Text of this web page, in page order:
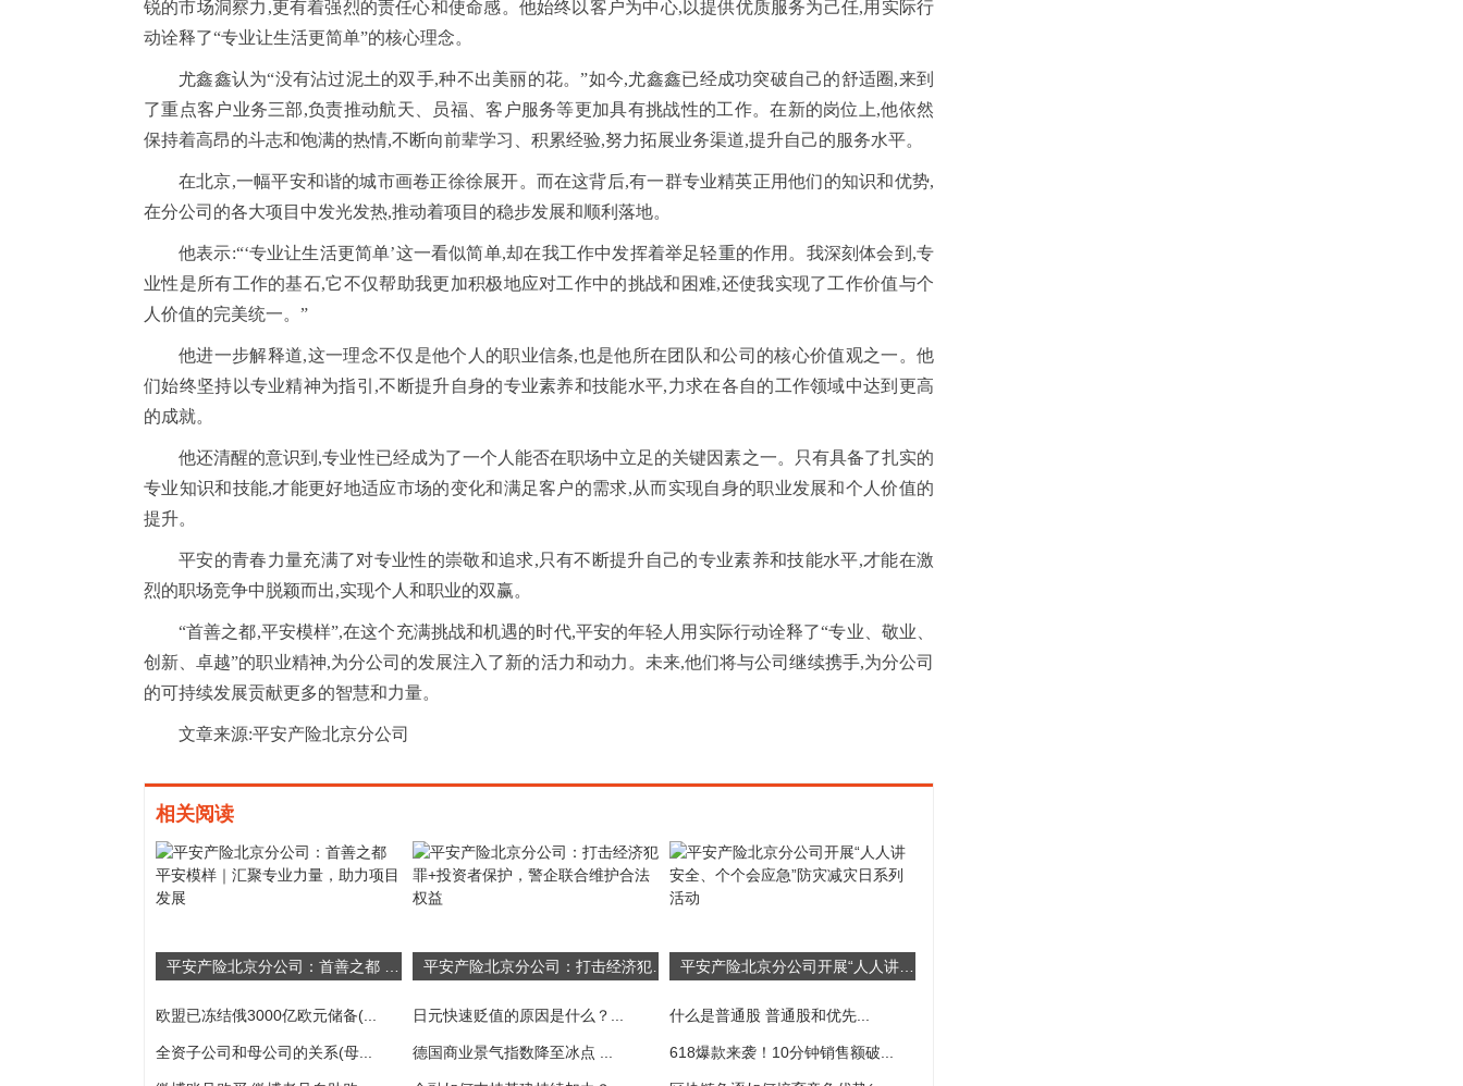
锐的市场洞察力,更有着强烈的责任心和使命感。他始终以客户为中心,以提供优质服务为己任,用实际行
动诠释了“专业让生活更简单”的核心理念。
尤鑫鑫认为“没有沾过泥土的双手,种不出美丽的花。”如今,尤鑫鑫已经成功突破自己的舒适圈,来到
了重点客户业务三部,负责推动航天、员福、客户服务等更加具有挑战性的工作。在新的岗位上,他依然
保持着高昂的斗志和饱满的热情,不断向前辈学习、积累经验,努力拓展业务渠道,提升自己的服务水平。
在北京,一幅平安和谐的城市画卷正徐徐展开。而在这背后,有一群专业精英正用他们的知识和优势,
在分公司的各大项目中发光发热,推动着项目的稳步发展和顺利落地。
他表示:“‘专业让生活更简单’这一看似简单,却在我工作中发挥着举足轻重的作用。我深刻体会到,专
业性是所有工作的基石,它不仅帮助我更加积极地应对工作中的挑战和困难,还使我实现了工作价值与个
人价值的完美统一。”
他进一步解释道,这一理念不仅是他个人的职业信条,也是他所在团队和公司的核心价值观之一。他
们始终坚持以专业精神为指引,不断提升自身的专业素养和技能水平,力求在各自的工作领域中达到更高
的成就。
他还清醒的意识到,专业性已经成为了一个人能否在职场中立足的关键因素之一。只有具备了扎实的
专业知识和技能,才能更好地适应市场的变化和满足客户的需求,从而实现自身的职业发展和个人价值的
提升。
平安的青春力量充满了对专业性的崇敬和追求,只有不断提升自己的专业素养和技能水平,才能在激
烈的职场竞争中脱颖而出,实现个人和职业的双赢。
“首善之都,平安模样”,在这个充满挑战和机遇的时代,平安的年轻人用实际行动诠释了“专业、敬业、
创新、卓越”的职业精神,为分公司的发展注入了新的活力和动力。未来,他们将与公司继续携手,为分公司
的可持续发展贡献更多的智慧和力量。
文章来源:平安产险北京分公司
相关阅读
欧盟已冻结俄3000亿欧元储备(... 日元快速贬值的原因是什么？... 什么是普通股 普通股和优先...
全资子公司和母公司的关系(母... 德国商业景气指数降至冰点 ... 618爆款来袭！10分钟销售额破...